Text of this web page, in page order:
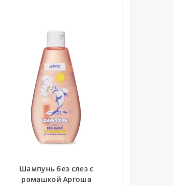
Шампунь без слез с
ромашкой Аргоша